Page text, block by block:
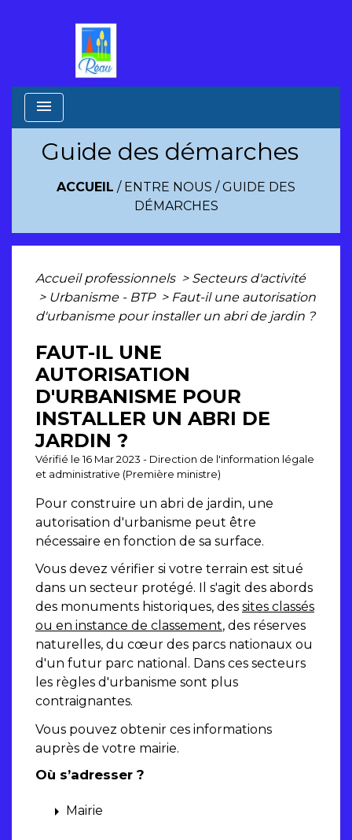
menu
Guide des démarches
ACCUEIL / ENTRE NOUS /GUIDE DES
DÉMARCHES
Accueil professionnels > Secteurs d'activité
> Urbanisme - BTP > Faut-il une autorisation
d'urbanisme pour installer un abri de jardin ?
FAUT-IL UNE
AUTORISATION
D'URBANISME POUR
INSTALLER UN ABRI DE
JARDIN ?
Vérifié le 16 Mar 2023 - Direction de l'information légale
et administrative (Première ministre)
Pour construire un abri de jardin, une
autorisation d'urbanisme peut être
nécessaire en fonction de sa surface.
Vous devez vérifier si votre terrain est situé
dans un secteur protégé. Il s'agit des abords
des monuments historiques, des sites classés
ou en instance de classement, des réserves
naturelles, du cœur des parcs nationaux ou
d'un futur parc national. Dans ces secteurs
les règles d'urbanisme sont plus
contraignantes.
Vous pouvez obtenir ces informations
auprès de votre mairie.
Où s’adresser ?
arrow_right Mairie